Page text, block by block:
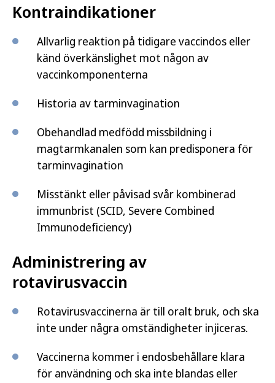
Kontraindikationer
Allvarlig reaktion på tidigare vaccindos eller
känd överkänslighet mot någon av
vaccinkomponenterna
Historia av tarminvagination
Obehandlad medfödd missbildning i
magtarmkanalen som kan predisponera för
tarminvagination
Misstänkt eller påvisad svår kombinerad
immunbrist (SCID, Severe Combined
Immunodeficiency)
Administrering av
rotavirusvaccin
Rotavirusvaccinerna är till oralt bruk, och ska
inte under några omständigheter injiceras.
Vaccinerna kommer i endosbehållare klara
för användning och ska inte blandas eller